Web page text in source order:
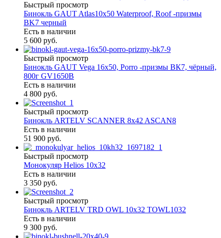
Быстрый просмотр
Бинокль GAUT Atlas10x50 Waterproof, Roof -призмы
ВK7 черный
Есть в наличии
5 600 руб.
Быстрый просмотр
Бинокль GAUT Vega 16x50, Porro -призмы ВК7, чёрный,
800г GV1650B
Есть в наличии
4 800 руб.
Быстрый просмотр
Бинокль ARTELV SCANNER 8x42 ASCAN8
Есть в наличии
51 900 руб.
Быстрый просмотр
Монокуляр Helios 10х32
Есть в наличии
3 350 руб.
Быстрый просмотр
Бинокль ARTELV TRD OWL 10x32 TOWL1032
Есть в наличии
9 300 руб.